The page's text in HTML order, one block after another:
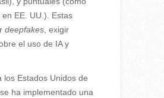
EE. UU.). Estas
deepfakes, exigir
el uso de IA y
los Estados Unidos de
ha implementado una